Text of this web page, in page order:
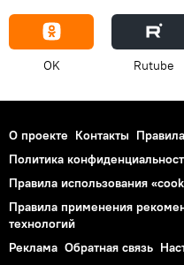
OK Rutube
О проекте Контакты
Политика
Правила использования
Правила применения
технологий
Реклама Обратная связь